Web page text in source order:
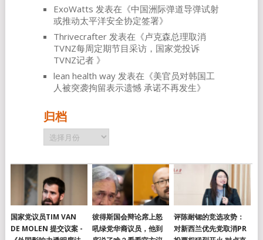
ExoWatts 发表在《中国洲际弹道导弹试射
或推动太平洋安全协定签署》
Thrivecrafter发表在《卢克森总理取消
TVNZ每周定期节目采访，国家党投诉
TVNZ记者 》
lean health way发表在《美官员对韩国工
人被突袭拘留表示遗憾 承诺不再发生》
归档
归
档
国家党议员TIM VAN
DE MOLEN 提交议案 -
彼得斯国会辩论席上怒
吼绿党华裔议员，他到
评陈耐锶的竞选攻势：
对新西兰优先党取消PR